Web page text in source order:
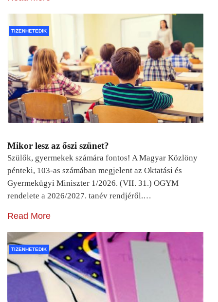
TIZENHETEDIK
Mikor lesz az őszi szünet?
Szülők, gyermekek számára fontos! A Magyar Közlöny
pénteki, 103-as számában megjelent az Oktatási és
Gyermekügyi Miniszter 1/2026. (VII. 31.) OGYM
rendelete a 2026/2027. tanév rendjéről.…
Read More
TIZENHETEDIK